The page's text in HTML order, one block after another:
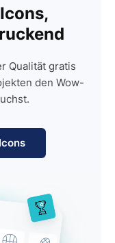
Qualität gratis
den Wow-